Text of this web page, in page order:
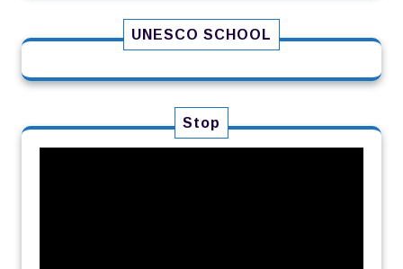
UNESCO SCHOOL
Stop